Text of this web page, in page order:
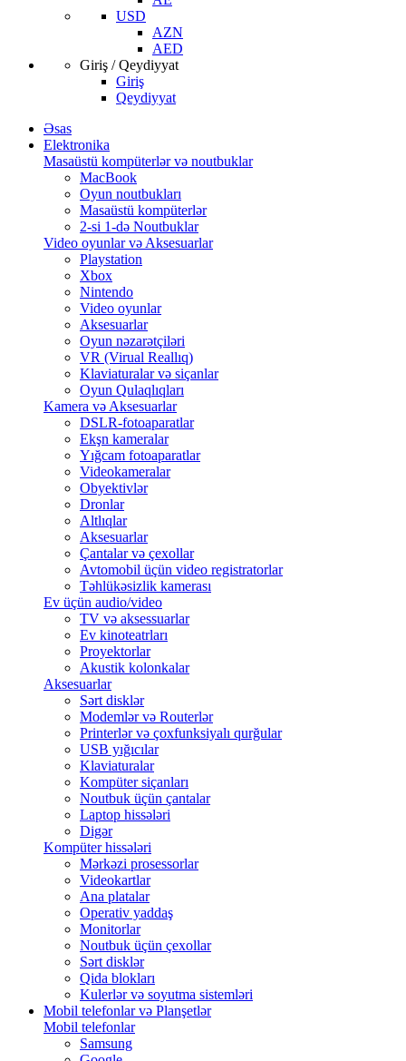
USD
AZN
AED
Giriş / Qeydiyyat
Giriş
Qeydiyyat
Əsas
Elektronika
Masaüstü kompüterlər və noutbuklar
MacBook
Oyun noutbukları
Masaüstü kompüterlər
2-si 1-də Noutbuklar
Video oyunlar və Aksesuarlar
Playstation
Xbox
Nintendo
Video oyunlar
Aksesuarlar
Oyun nəzarətçiləri
VR (Virual Reallıq)
Klaviaturalar və siçanlar
Oyun Qulaqlıqları
Kamera və Aksesuarlar
DSLR-fotoaparatlar
Ekşn kameralar
Yığcam fotoaparatlar
Videokameralar
Obyektivlər
Dronlar
Altlıqlar
Aksesuarlar
Çantalar və çexollar
Avtomobil üçün video registratorlar
Təhlükəsizlik kamerası
Ev üçün audio/video
TV və aksessuarlar
Ev kinoteatrları
Proyektorlar
Akustik kolonkalar
Aksesuarlar
Sərt disklər
Modemlər və Routerlər
Printerlər və çoxfunksiyalı qurğular
USB yığıcılar
Klaviaturalar
Kompüter siçanları
Noutbuk üçün çantalar
Laptop hissələri
Digər
Kompüter hissələri
Mərkəzi prosessorlar
Videokartlar
Ana platalar
Operativ yaddaş
Monitorlar
Noutbuk üçün çexollar
Sərt disklər
Qida blokları
Kulerlər və soyutma sistemləri
Mobil telefonlar və Planşetlər
Mobil telefonlar
Samsung